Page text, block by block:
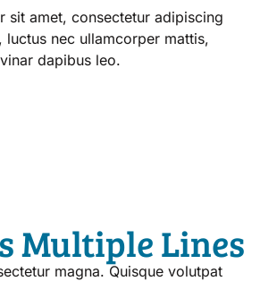
sit amet, consectetur adipiscing
luctus nec ullamcorper mattis,
dapibus leo.
Multiple Lines
magna. Quisque volutpat